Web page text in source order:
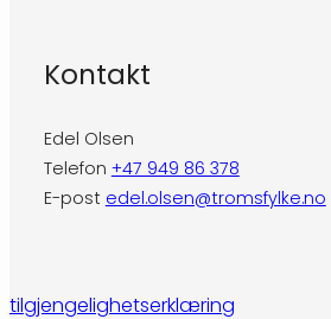
Kontakt
Edel Olsen
Telefon +47 949 86 378
E-post edel.olsen@tromsfylke.no
tilgjengelighetserklæring